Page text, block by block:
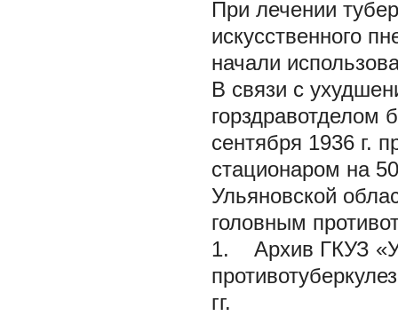
При лечении
искусственного
начали
В связи с
горздравотделом
сентября 1936 г.
стационаром на
Ульяновской
головным
1. Архив ГКУЗ
гг.